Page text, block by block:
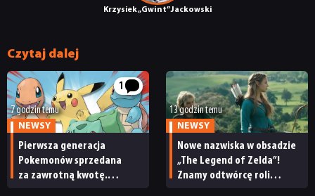
Krzysiek „Gwint” Jackowski
Czytaj dalej
1
7 godzin temu
NEWSY
Pierwsza generacja
Pokemonów sprzedana
za zawrotną kwotę.
13 godzin temu
NEWSY
Nowe nazwiska w obsadzie
„The Legend of Zelda”!
Znamy odtwórcę roli